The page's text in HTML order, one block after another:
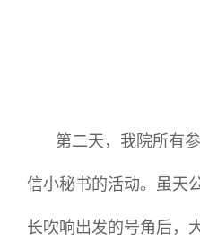
第二天，我院所有
信小秘书的活动。虽天
长吹响出发的号角后，